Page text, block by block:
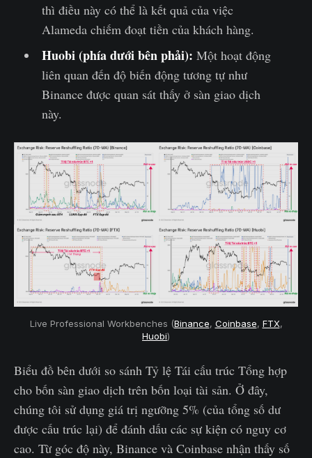
thì điều này có thể là kết quả của việc
Alameda chiếm đoạt tiền của khách hàng.
Huobi (phía dưới bên phải): Một hoạt động
liên quan đến độ biến động tương tự như
Binance được quan sát thấy ở sàn giao dịch
này.
Live Professional Workbenches (Binance, Coinbase, FTX,
Huobi)
Biểu đồ bên dưới so sánh Tỷ lệ Tái cấu trúc Tổng hợp
cho bốn sàn giao dịch trên bốn loại tài sản. Ở đây,
chúng tôi sử dụng giá trị ngưỡng 5% (của tổng số dư
được cấu trúc lại) để đánh dấu các sự kiện có nguy cơ
cao. Từ góc độ này, Binance và Coinbase nhận thấy số